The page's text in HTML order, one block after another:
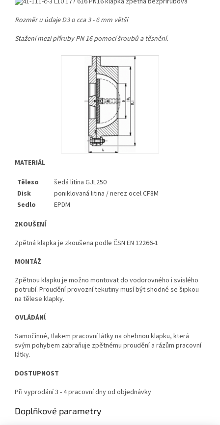
Rozměr u údaje D3 o cca 3 - 6 mm větší
Stažení mezi příruby PN 16 pomocí šroubů a těsnění.
MATERIÁL
Těleso
šedá litina GJL250
Disk
poniklovaná litina / nerez ocel CF8M
Sedlo
EPDM
ZKOUŠENĺ
Zpětná klapka je zkoušena podle ČSN EN 12266-1
MONTÁŽ
Zpětnou klapku je možno montovat do vodorovného i svislého
potrubí. Proudění provozní tekutiny musí být shodné se šipkou
na tělese klapky.
OVLÁDÁNĺ
Samočinné, tlakem pracovní látky na ohebnou klapku, která
svým pohybem zabraňuje zpětnému proudění a rázům pracovní
látky.
DOSTUPNOST
Při vyprodání 3 - 4 pracovní dny od objednávky
Doplňkové parametry